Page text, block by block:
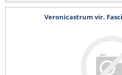
Veronicastrum vir.